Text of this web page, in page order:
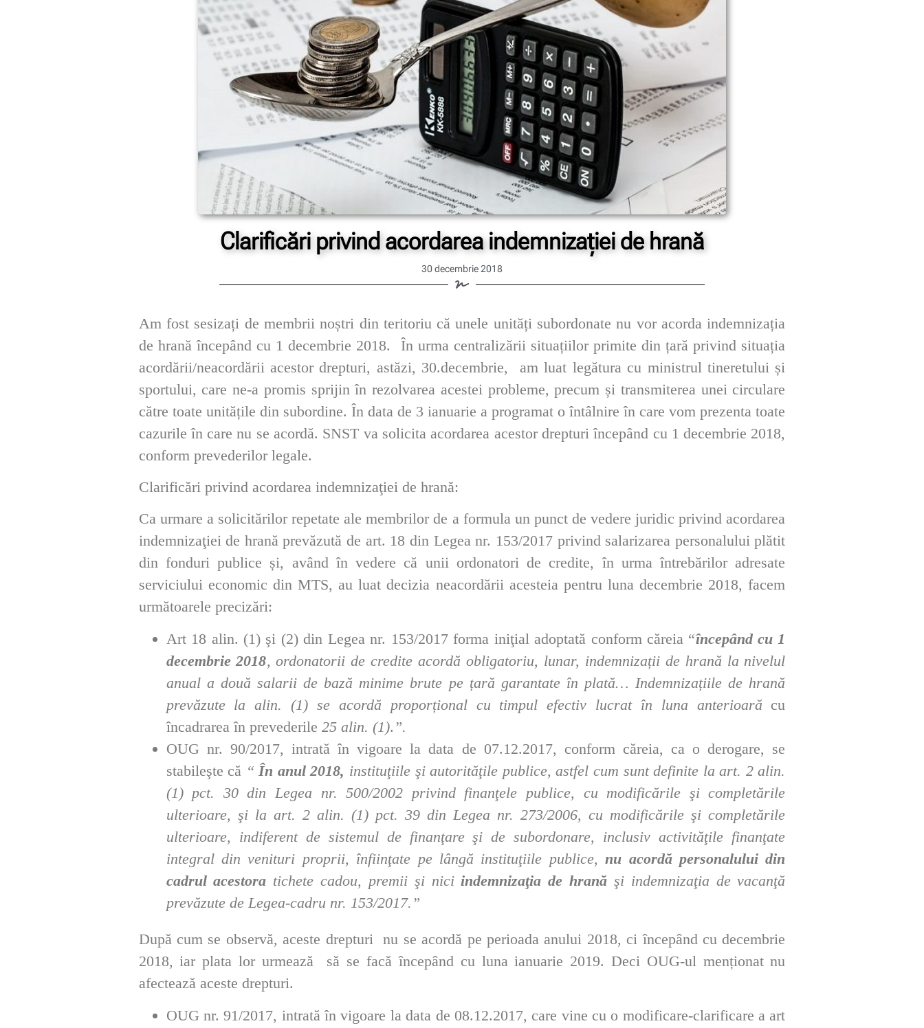
Clarificări privind acordarea indemnizaţiei de hrană
30 decembrie 2018
Am fost sesizați de membrii noștri din teritoriu că unele unități subordonate nu vor acorda indemnizația
de hrană începând cu 1 decembrie 2018. În urma centralizării situațiilor primite din țară privind situația
acordării/neacordării acestor drepturi, astăzi, 30.decembrie, am luat legătura cu ministrul tineretului și
sportului, care ne-a promis sprijin în rezolvarea acestei probleme, precum și transmiterea unei circulare
către toate unitățile din subordine. În data de 3 ianuarie a programat o întâlnire în care vom prezenta toate
cazurile în care nu se acordă. SNST va solicita acordarea acestor drepturi începând cu 1 decembrie 2018,
conform prevederilor legale.
Clarificări privind acordarea indemnizaţiei de hrană:
Ca urmare a solicitărilor repetate ale membrilor de a formula un punct de vedere juridic privind acordarea
indemnizaţiei de hrană prevăzută de art. 18 din Legea nr. 153/2017 privind salarizarea personalului plătit
din fonduri publice și, având în vedere că unii ordonatori de credite, în urma întrebărilor adresate
serviciului economic din MTS, au luat decizia neacordării acesteia pentru luna decembrie 2018, facem
următoarele precizări:
Art 18 alin. (1) şi (2) din Legea nr. 153/2017 forma iniţial adoptată conform căreia “începând cu 1
decembrie 2018, ordonatorii de credite acordă obligatoriu, lunar, indemnizații de hrană la nivelul
anual a două salarii de bază minime brute pe țară garantate în plată… Indemnizațiile de hrană
prevăzute la alin. (1) se acordă proporțional cu timpul efectiv lucrat în luna anterioară cu
încadrarea în prevederile 25 alin. (1). ”.
OUG nr. 90/2017, intrată în vigoare la data de 07.12.2017, conform căreia, ca o derogare, se
stabileşte că “ În anul 2018, instituţiile şi autorităţile publice, astfel cum sunt definite la art. 2 alin.
(1) pct. 30 din Legea nr. 500/2002 privind finanţele publice, cu modificările şi completările
ulterioare, şi la art. 2 alin. (1) pct. 39 din Legea nr. 273/2006, cu modificările şi completările
ulterioare, indiferent de sistemul de finanţare şi de subordonare, inclusiv activităţile finanţate
integral din venituri proprii, înfiinţate pe lângă instituţiile publice,nu acordă personalului din
cadrul acestora tichete cadou, premii şi nici indemnizaţia de hrană şi indemnizaţia de vacanţă
prevăzute de Legea-cadru nr. 153/2017.”
După cum se observă, aceste drepturi nu se acordă pe perioada anului 2018, ci începând cu decembrie
2018, iar plata lor urmează să se facă începând cu luna ianuarie 2019. Deci OUG-ul menționat nu
afectează aceste drepturi.
OUG nr. 91/2017, intrată în vigoare la data de 08.12.2017, care vine cu o modificare-clarificare a art